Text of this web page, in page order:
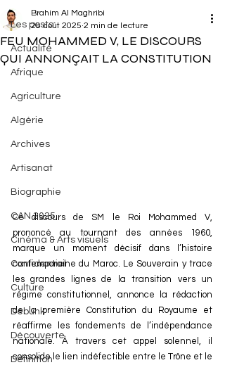
Les posts
Actualité
Afrique
Agriculture
Algérie
Archives
Artisanat
Biographie
CAN 2025
Cinéma & Arts visuels
Confidentiel
Culture
Debunk
Découverte
Définition
FEU MOHAMMED V, LE DISCOURS
QUI ANNONÇAIT LA CONSTITUTION
Brahim Al Maghribi
28 août 2025 2 min de lecture
Ce discours de SM le Roi Mohammed V,
prononcé au tournant des années 1960,
marque un moment décisif dans l’histoire
contemporaine du Maroc. Le Souverain y trace
les grandes lignes de la transition vers un
régime constitutionnel, annonce la rédaction
de la première Constitution du Royaume et
réaffirme les fondements de l’indépendance
nationale. À travers cet appel solennel, il
consolide le lien indéfectible entre le Trône et le